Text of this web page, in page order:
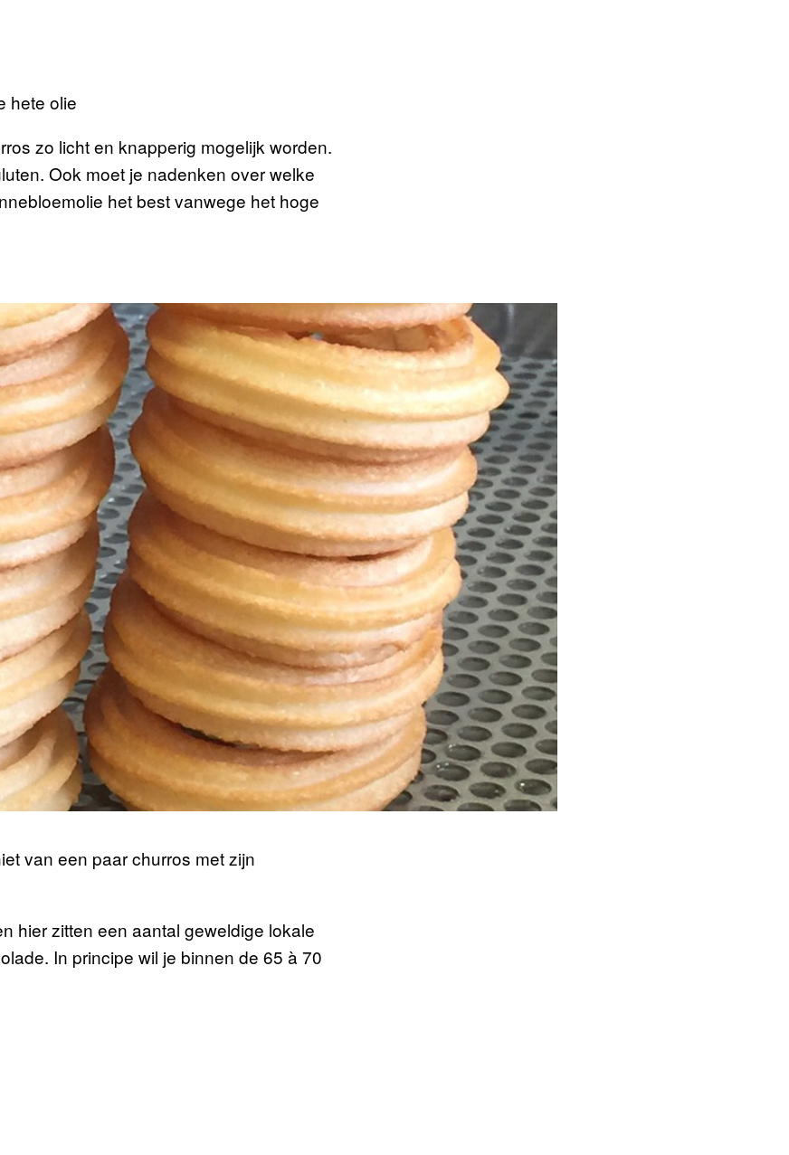
hete olie
zo licht en knapperig mogelijk worden.
Ook moet je nadenken over welke
het best vanwege het hoge
van een paar churros met zijn
hier zitten een aantal geweldige lokale
In principe wil je binnen de 65 à 70